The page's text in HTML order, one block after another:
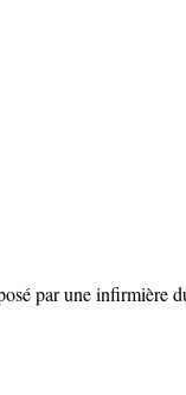
par une infirmière